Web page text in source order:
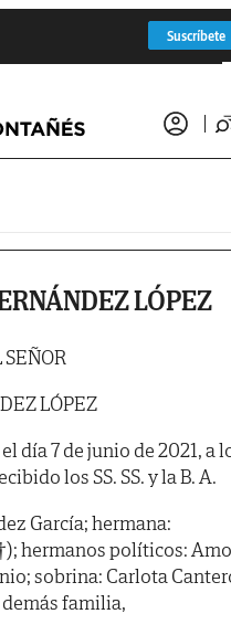
Suscríbete
LÓPEZ
LÓPEZ
día 7 de junio de 2021, a
los SS. SS. y la B. A.
García; hermana:
hermanos políticos:
sobrina: Carlota
familia,